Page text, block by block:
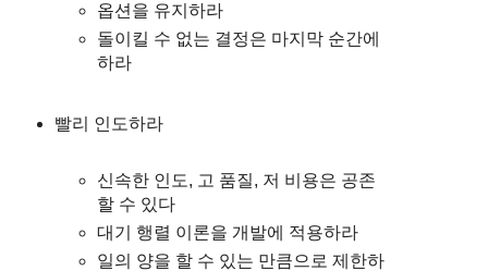
옵션을 유지하라
돌이킬 수 없는 결정은 마지막 순간에
하라
빨리 인도하라
신속한 인도, 고 품질, 저 비용은 공존
할 수 있다
대기 행렬 이론을 개발에 적용하라
일의 양을 할 수 있는 만큼으로 제한하